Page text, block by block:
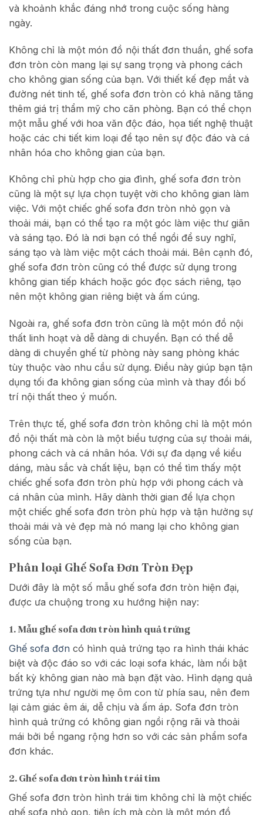
và khoảnh khắc đáng nhớ trong cuộc sống hàng
ngày.
Không chỉ là một món đồ nội thất đơn thuần, ghế sofa
đơn tròn còn mang lại sự sang trọng và phong cách
cho không gian sống của bạn. Với thiết kế đẹp mắt và
đường nét tinh tế, ghế sofa đơn tròn có khả năng tăng
thêm giá trị thẩm mỹ cho căn phòng. Bạn có thể chọn
một mẫu ghế với hoa văn độc đáo, họa tiết nghệ thuật
hoặc các chi tiết kim loại để tạo nên sự độc đáo và cá
nhân hóa cho không gian của bạn.
Không chỉ phù hợp cho gia đình, ghế sofa đơn tròn
cũng là một sự lựa chọn tuyệt vời cho không gian làm
việc. Với một chiếc ghế sofa đơn tròn nhỏ gọn và
thoải mái, bạn có thể tạo ra một góc làm việc thư giãn
và sáng tạo. Đó là nơi bạn có thể ngồi để suy nghĩ,
sáng tạo và làm việc một cách thoải mái. Bên cạnh đó,
ghế sofa đơn tròn cũng có thể được sử dụng trong
không gian tiếp khách hoặc góc đọc sách riêng, tạo
nên một không gian riêng biệt và ấm cúng.
Ngoài ra, ghế sofa đơn tròn cũng là một món đồ nội
thất linh hoạt và dễ dàng di chuyển. Bạn có thể dễ
dàng di chuyển ghế từ phòng này sang phòng khác
tùy thuộc vào nhu cầu sử dụng. Điều này giúp bạn tận
dụng tối đa không gian sống của mình và thay đổi bố
trí nội thất theo ý muốn.
Trên thực tế, ghế sofa đơn tròn không chỉ là một món
đồ nội thất mà còn là một biểu tượng của sự thoải mái,
phong cách và cá nhân hóa. Với sự đa dạng về kiểu
dáng, màu sắc và chất liệu, bạn có thể tìm thấy một
chiếc ghế sofa đơn tròn phù hợp với phong cách và
cá nhân của mình. Hãy dành thời gian để lựa chọn
một chiếc ghế sofa đơn tròn phù hợp và tận hưởng sự
thoải mái và vẻ đẹp mà nó mang lại cho không gian
sống của bạn.
Phân loại Ghế Sofa Đơn Tròn Đẹp
Dưới đây là một số mẫu ghế sofa đơn tròn hiện đại,
được ưa chuộng trong xu hướng hiện nay:
1. Mẫu ghế sofa đơn tròn hình quả trứng
Ghế sofa đơn có hình quả trứng tạo ra hình thái khác
biệt và độc đáo so với các loại sofa khác, làm nổi bật
bất kỳ không gian nào mà bạn đặt vào. Hình dạng quả
trứng tựa như người mẹ ôm con từ phía sau, nên đem
lại cảm giác êm ái, dễ chịu và ấm áp. Sofa đơn tròn
hình quả trứng có không gian ngồi rộng rãi và thoải
mái bởi bề ngang rộng hơn so với các sản phẩm sofa
đơn khác.
2. Ghế sofa đơn tròn hình trái tim
Ghế sofa đơn tròn hình trái tim không chỉ là một chiếc
ghế sofa nhỏ gọn, tiện ích mà còn là một món đồ